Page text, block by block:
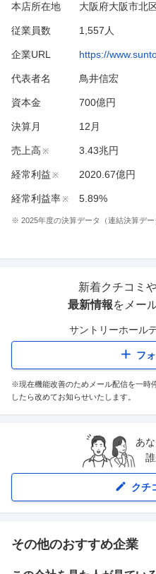
本店所在地 大阪府大阪市北
従業員数 1,557人
企業URL https://
代表者名 鳥井信宏
資本金 700億円
決算月 12 月
売上高 ※ 3.43兆円
経常利益 ※ 2020.67億円
経常利益率※ 5.89%
※ 2025年度の決算データ（連結決算デー
新着クチコミ
最新情報をメー
サントリーホール
フ
※現在機能改善のためメール配信を一時
したら改めてお知らせいたします。
あ
クチ
その他のおすすめ企業